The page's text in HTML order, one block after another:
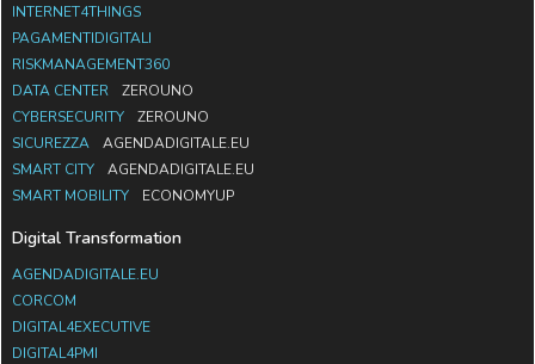
INTERNET4THINGS
PAGAMENTIDIGITALI
RISKMANAGEMENT360
DATA CENTER
ZEROUNO
CYBERSECURITY
ZEROUNO
SICUREZZA
AGENDADIGITALE.EU
SMART CITY
AGENDADIGITALE.EU
SMART MOBILITY
ECONOMYUP
Digital Transformation
AGENDADIGITALE.EU
CORCOM
DIGITAL4EXECUTIVE
DIGITAL4PMI